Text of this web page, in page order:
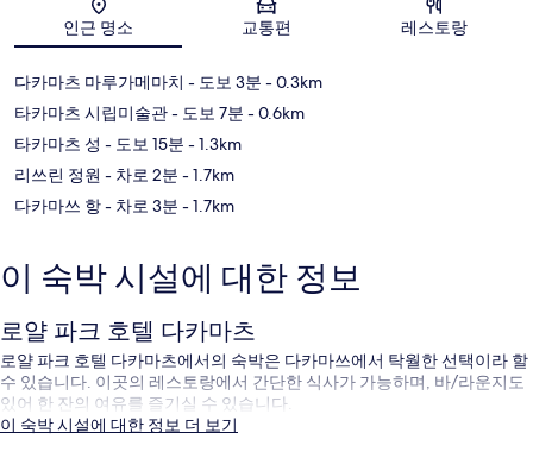
지도
인근 명소 교통편 레스토랑
다카마츠 마루가메마치 - 도보 3분 - 0.3km
타카마츠 시립미술관- 도보 7분 - 0.6km
타카마츠 성 - 도보 15분 - 1.3km
리쓰린 정원 - 차로 2분 - 1.7km
다카마쓰 항- 차로 3분 - 1.7km
이 숙박 시설에 대한 정보
로얄 파크 호텔 다카마츠
로얄 파크 호텔 다카마츠에서의 숙박은 다카마쓰에서 탁월한 선택이라 할
수 있습니다. 이곳의 레스토랑에서 간단한 식사가 가능하며, 바/라운지도
있어 한 잔의 여유를 즐기실 수 있습니다.
이 숙박 시설에 대한 정보 더 보기